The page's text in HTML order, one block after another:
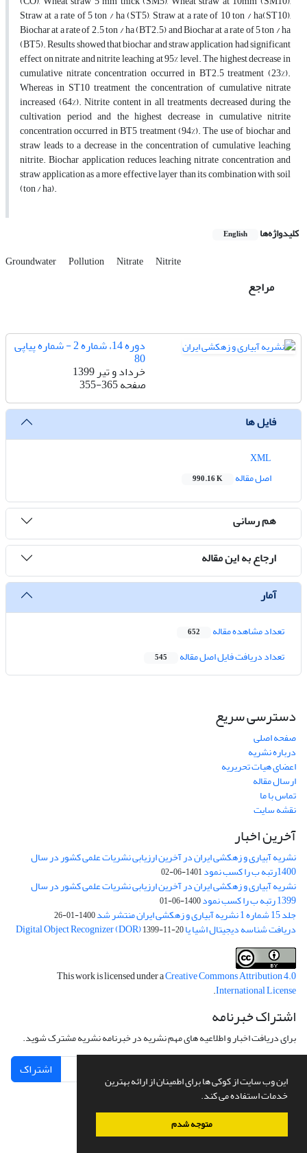
این وب سایت از کوکی ها برای اطمینان از ارائه بهترین
خدمات استفاده می کند.
متوجه شدم
Straw at a rate of 5 ton / ha (ST5), Straw at a rate of 10 ton / ha(ST10),
Biochar at a rate of 2.5 ton / ha (BT2.5) and Biochar at a rate of 5 ton / ha
(BT5). Results showed that biochar and straw application had significant
effect on nitrate and nitrite leaching at 95% level. The highest decrease in
cumulative nitrate concentration occurred in BT2.5 treatment (23%).
Whereas in ST10 treatment the concentration of cumulative nitrate
increased (64%). Nitrite content in all treatments decreased during the
cultivation period and the highest decrease in cumulative nitrite
concentration occurred in BT5 treatment (94%). The use of biochar and
straw leads to a decrease in the concentration of cumulative leaching
nitrite. Biochar application reduces leaching nitrate concentration and
straw application as a more effective layer than its combination with soil
(ton / ha).
کلیدواژه‌ها English
Groundwater Pollution Nitrate Nitrite
مراجع
دوره 14، شماره 2 - شماره پیاپی
80
خرداد و تیر 1399
صفحه355-365
فایل ها
اصل مقاله
990.16 K
هم رسانی
ارجاع به این مقاله
آمار
تعداد مشاهده مقاله 652
تعداد دریافت فایل اصل مقاله 545
دسترسی سریع
صفحه اصلی
درباره نشریه
اعضای هیات تحریریه
ارسال مقاله
تماس با ما
نقشه سایت
آخرین اخبار
نشریه آبیاری و زهکشی ایران در آخرین ارزیابی نشریات علمی کشور در سال
1400رتبه ب را کسب نمود 1401-06-02
نشریه آبیاری و زهکشی ایران در آخرین ارزیابی نشریات علمی کشور در سال
1399 رتبه ب را کسب نمود 1400-06-01
جلد 15 شماره 1 نشریه آبیاری و زهکشی ایران منتشر شد 1400-01-26
دریافت شناسه دیجیتال اشیا یا Digital Object Recognizer (DOR)1399-11-20
This work is licensed under aCreative Commons Attribution 4.0
International License
.
اشتراک خبرنامه
برای دریافت اخبار و اطلاعیه های مهم نشریه در خبرنامه نشریه مشترک شوید.
اشتراک
سامانه مدیریت نشریات علمی.طراحی و پیاده سازی ازسیناوب